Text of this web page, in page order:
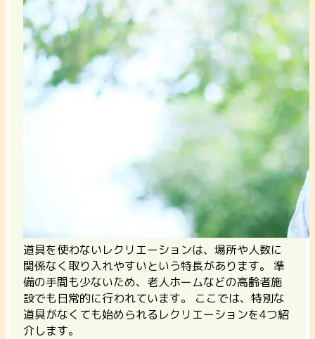
道具を使わないレクリエーションは、場所や人数に
関係なく取り入れやすいという特長があります。
準
備の手間も少ないため、老人ホームなどの高齢者施
設でも日常的に行われています。 ここでは、特別な
道具がなくても始められるレクリエーションを4つ紹
介します。